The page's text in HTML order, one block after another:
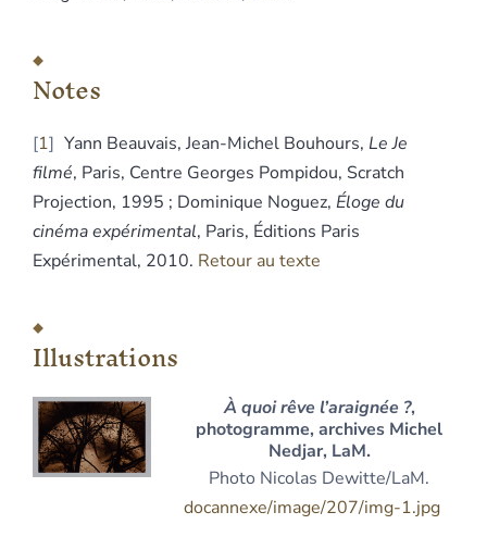
Notes
1 Yann Beauvais, Jean-Michel Bouhours, Le Je
filmé, Paris, Centre Georges Pompidou, Scratch
Projection, 1995 ; Dominique Noguez, Éloge du
cinéma expérimental, Paris, Éditions Paris
Expérimental, 2010. Retour au texte
Illustrations
Àquoi rêve l’araignée ?,
photogramme, archives Michel
Nedjar, LaM.
Photo Nicolas Dewitte/LaM.
docannexe/image/207/img-1.jpg